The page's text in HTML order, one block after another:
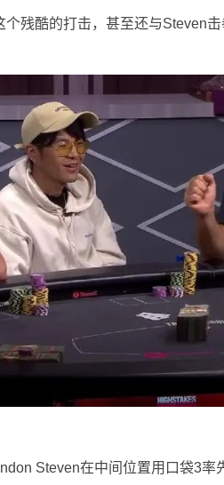
残酷的打击，甚至还与Steven
Steven在中间位置用口袋3